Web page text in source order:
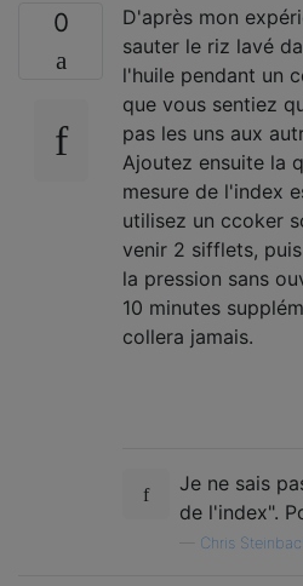
0
D'après mon
sauter le riz lavé
l'huile pendant un
que vous sentiez
pas les uns aux
Ajoutez ensuite la
mesure de l'index
utilisez un ccoker
venir 2 sifflets,
la pression sans
10 minutes
collera jamais.
Je ne sais
de l'index".
Chris